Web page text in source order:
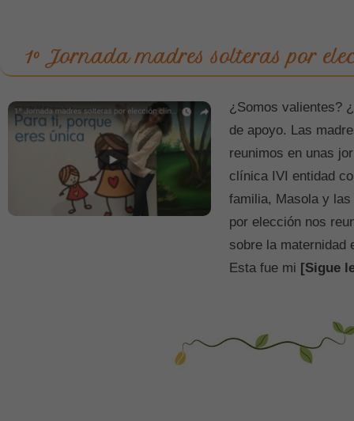
1º Jornada madres solteras por
¿Somos valientes?
de apoyo. Las
reunimos en unas
clínica IVI entidad
familia, Masola y
por elección nos
sobre la
Esta fue mi [Sigue